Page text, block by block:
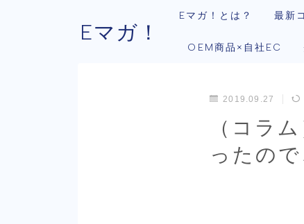
Eマガ！
Eマガ！とは？ 最新
OEM商品×自社EC
2019.09.27
（コラ
ったの